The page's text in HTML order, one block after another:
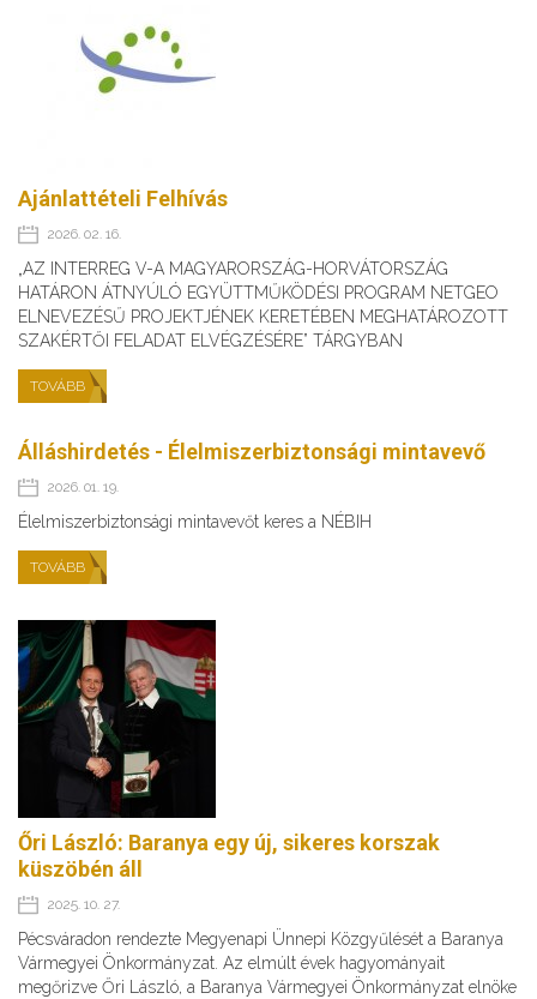
Ajánlattételi Felhívás
2026. 02. 16.
„AZ INTERREG V-A MAGYARORSZÁG-HORVÁTORSZÁG
HATÁRON ÁTNYÚLÓ EGYÜTTMŰKÖDÉSI PROGRAM NETGEO
ELNEVEZÉSŰ PROJEKTJÉNEK KERETÉBEN MEGHATÁROZOTT
SZAKÉRTŐI FELADAT ELVÉGZÉSÉRE” TÁRGYBAN
TOVÁBB
Álláshirdetés - Élelmiszerbiztonsági mintavevő
2026. 01. 19.
Élelmiszerbiztonsági mintavevőt keres a NÉBIH
TOVÁBB
Őri László: Baranya egy új, sikeres korszak
küszöbén áll
2025. 10. 27.
Pécsváradon rendezte Megyenapi Ünnepi Közgyűlését a Baranya
Vármegyei Önkormányzat. Az elmúlt évek hagyományait
megőrizve Őri László, a Baranya Vármegyei Önkormányzat elnöke